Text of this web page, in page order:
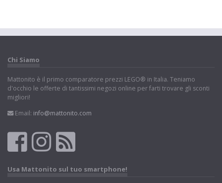
Chi Siamo
Mattonito è il primo comparatore prezzi LEGO® in Italia. Teniamo
d'occhio le offerte di tantissimi negozi online per farti trovare gli sconti
migliori!
Email: info@mattonito.com
Usa Mattonito sul tuo smartphone!